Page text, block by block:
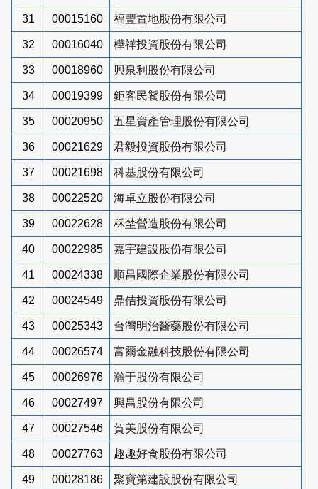
31 00015160 福豐置地股份有限公司
32 00016040 樺祥投資股份有限公司
33 00018960 興泉利股份有限公司
34 00019399 鉅客民饕股份有限公司
35 00020950 五星資產管理股份有限公司
36 00021629 君毅投資股份有限公司
37 00021698 科基股份有限公司
38 00022520 海卓立股份有限公司
39 00022628 秝埜營造股份有限公司
40 00022985 嘉宇建設股份有限公司
41 00024338 順昌國際企業股份有限公司
42 00024549 鼎佶投資股份有限公司
43 00025343 台灣明治醫藥股份有限公司
44 00026574 富爾金融科技股份有限公司
45 00026976 瀚于股份有限公司
46 00027497 興昌股份有限公司
47 00027546 賀美股份有限公司
48 00027763 趣趣好食股份有限公司
49 00028186 聚寶第建設股份有限公司